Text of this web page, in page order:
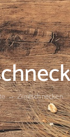
Zimtschnecken